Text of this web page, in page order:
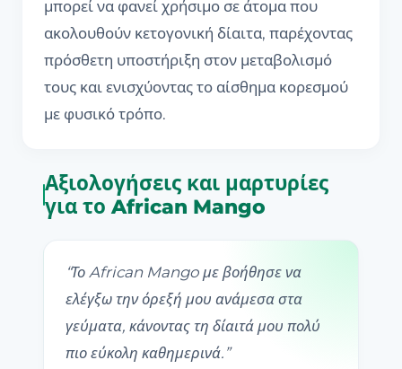
μπορεί να φανεί χρήσιμο σε άτομα που
ακολουθούν κετογονική δίαιτα, παρέχοντας
πρόσθετη υποστήριξη στον μεταβολισμό
τους και ενισχύοντας το αίσθημα κορεσμού
με φυσικό τρόπο.
Αξιολογήσεις και μαρτυρίες
για το African Mango
“Το African Mango με βοήθησε να
ελέγξω την όρεξή μου ανάμεσα στα
γεύματα, κάνοντας τη δίαιτά μου πολύ
πιο εύκολη καθημερινά. ”